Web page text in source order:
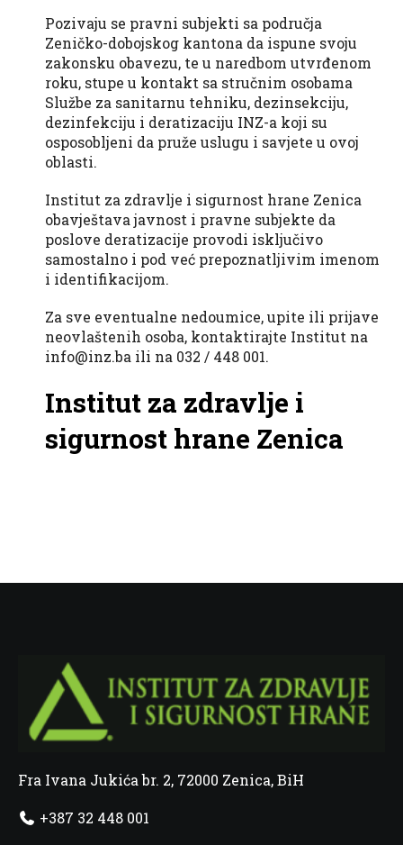
Pozivaju se pravni subjekti sa područja
Zeničko-dobojskog kantona da ispune svoju
zakonsku obavezu, te u naredbom utvrđenom
roku, stupe u kontakt sa stručnim osobama
Službe za sanitarnu tehniku, dezinsekciju,
dezinfekciju i deratizaciju INZ-a koji su
osposobljeni da pruže uslugu i savjete u ovoj
oblasti.
Institut za zdravlje i sigurnost hrane Zenica
obavještava javnost i pravne subjekte da
poslove deratizacije provodi isključivo
samostalno i pod već prepoznatljivim imenom
i identifikacijom.
Za sve eventualne nedoumice, upite ili prijave
neovlaštenih osoba, kontaktirajte Institut na
info@inz.ba ili na 032 / 448 001.
Institut za zdravlje i
sigurnost hrane Zenica
Fra Ivana Jukića br. 2, 72000 Zenica, BiH
+387 32 448 001